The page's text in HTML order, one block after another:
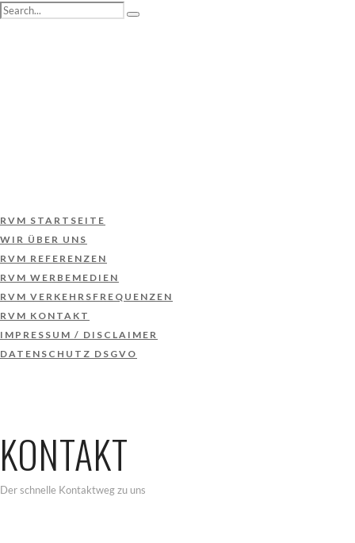
RVM STARTSEITE
WIR ÜBER UNS
RVM REFERENZEN
RVM WERBEMEDIEN
RVM VERKEHRSFREQUENZEN
RVM KONTAKT
IMPRESSUM / DISCLAIMER
DATENSCHUTZ DSGVO
KONTAKT
Der schnelle Kontaktweg zu uns